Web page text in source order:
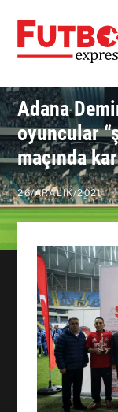
content
Adana
oyuncular
maçında
26/ARALIK/2021